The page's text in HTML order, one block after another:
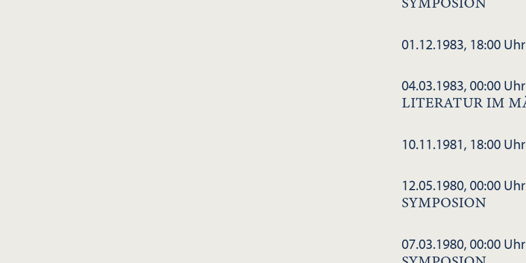
01.12.1983, 18:00 Uhr
04.03.1983, 00:00 Uhr
LITERATUR IM
10.11.1981, 18:00 Uhr
12.05.1980, 00:00 Uhr
SYMPOSION
07.03.1980, 00:00 Uhr